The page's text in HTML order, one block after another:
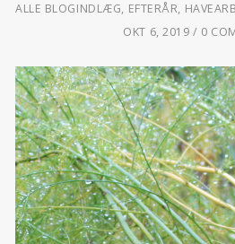
ALLE BLOGINDLÆG, EFTERÅR,
OKT 6, 2019
0